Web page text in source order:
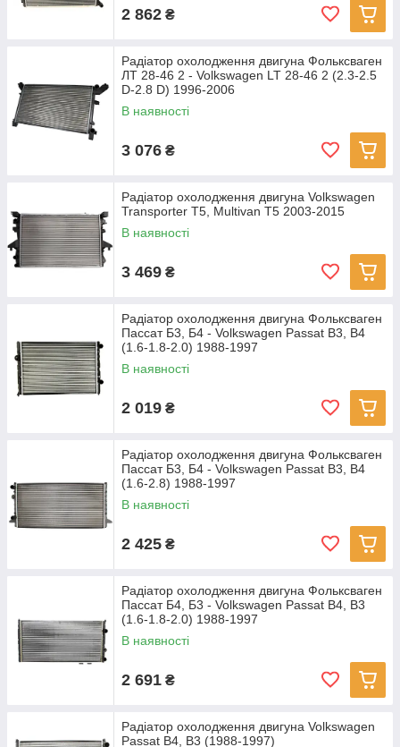
2 862 ₴
Радіатор охолодження двигуна Фольксваген
ЛТ 28-46 2 - Volkswagen LT 28-46 2 (2.3-2.5
D-2.8 D) 1996-2006
В наявності
3 076 ₴
Радіатор охолодження двигуна Volkswagen
Transporter T5, Multivan T5 2003-2015
В наявності
3 469 ₴
Радіатор охолодження двигуна Фольксваген
Пассат Б3, Б4 - Volkswagen Passat B3, B4
(1.6-1.8-2.0) 1988-1997
В наявності
2 019 ₴
Радіатор охолодження двигуна Фольксваген
Пассат Б3, Б4 - Volkswagen Passat B3, B4
(1.6-2.8) 1988-1997
В наявності
2 425 ₴
Радіатор охолодження двигуна Фольксваген
Пассат Б4, Б3 - Volkswagen Passat B4, B3
(1.6-1.8-2.0) 1988-1997
В наявності
2 691 ₴
Радіатор охолодження двигуна Volkswagen
Passat B4, B3 (1988-1997)